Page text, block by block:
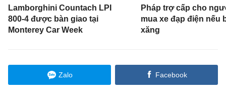
Lamborghini Countach LPI
800-4 được bàn giao tại
Monterey Car Week
Pháp trợ cấp cho
mua xe đạp điện nếu
xăng
Zalo Facebook